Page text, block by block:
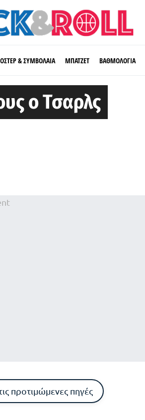
& ΣΥΜΒΟΛΑΙΑ ΜΠΑΤΖΕΤ ΒΑΘΜΟΛΟΓΙΑ
ο Τσαρλς
προτιμώμενες πηγές